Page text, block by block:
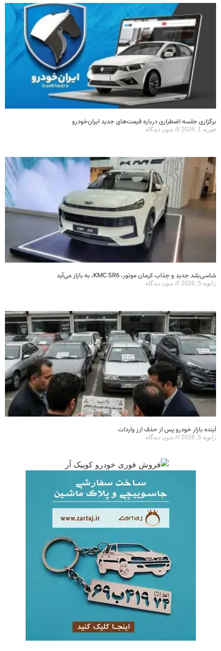
برگزاری جلسه اضطراری درباره قیمت‌های جدید ایران‌خودرو
فوریه 1, 2026 بدون دیدگاه
شاسی‌بلند جدید و جذاب کرمان موتور، KMC SR6، به بازار می‌آید
ژانویه 5, 2026 بدون دیدگاه
آینده بازار خودرو پس از حذف ارز واردات
ژانویه 5, 2026 بدون دیدگاه